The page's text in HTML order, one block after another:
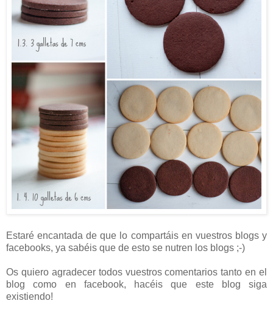
Estaré encantada de que lo compartáis en vuestros blogs y
facebooks, ya sabéis que de esto se nutren los blogs ;-)
Os quiero agradecer todos vuestros comentarios tanto en el
blog como en facebook, hacéis que este blog siga
existiendo!